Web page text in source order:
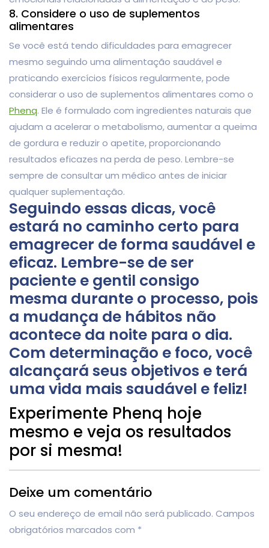
8. Considere o uso de suplementos
alimentares
Se você está tendo dificuldades para emagrecer
mesmo seguindo uma alimentação saudável e
praticando exercícios físicos regularmente, pode
considerar o uso de suplementos alimentares como o
Phenq. Ele é formulado com ingredientes naturais que
ajudam a acelerar o metabolismo, aumentar a queima
de gordura e reduzir o apetite, proporcionando
resultados eficazes na perda de peso. Lembre-se
sempre de consultar um médico antes de iniciar
qualquer suplementação.
Seguindo essas dicas, você
estará no caminho certo para
emagrecer de forma saudável e
eficaz. Lembre-se de ser
paciente e gentil consigo
mesma durante o processo, pois
a mudança de hábitos não
acontece da noite para o dia.
Com determinação e foco, você
alcançará seus objetivos e terá
uma vida mais saudável e feliz!
Experimente Phenq hoje
mesmo e veja os resultados
por si mesma!
Deixe um comentário
O seu endereço de email não será publicado. Campos
obrigatórios marcados com *